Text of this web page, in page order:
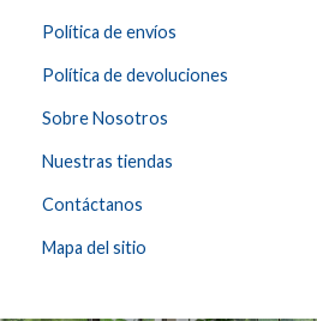
Política de envíos
Política de devoluciones
Sobre Nosotros
Nuestras tiendas
Contáctanos
Mapa del sitio